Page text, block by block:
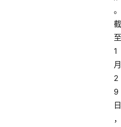
。
截
至
1
月
2
9
日
，